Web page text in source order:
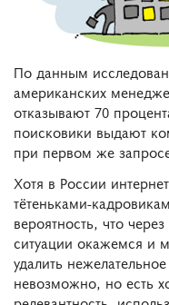
По данным
американских
отказывают 70
поисковики выдают
при первом же
Хотя в России
тётеньками-
вероятность, что
ситуации окажемся и
удалить
невозможно, но есть